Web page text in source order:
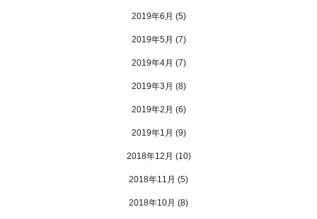
2019年6月 (5)
2019年5月 (7)
2019年4月 (7)
2019年3月 (8)
2019年2月 (6)
2019年1月 (9)
2018年12月 (10)
2018年11月 (5)
2018年10月 (8)